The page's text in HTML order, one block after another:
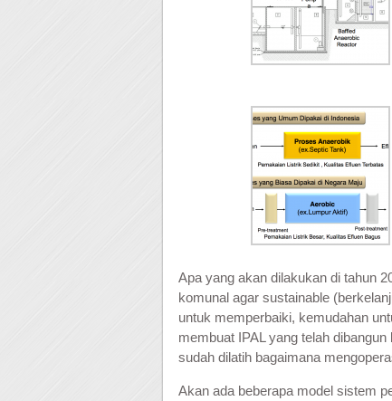
Apa yang akan dilakukan di tahun
komunal agar sustainable
untuk memperbaiki, kemudahan
membuat IPAL yang telah
sudah dilatih bagaimana
Akan ada beberapa model sistem